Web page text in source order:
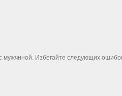
мужчиной. Избегайте следующих